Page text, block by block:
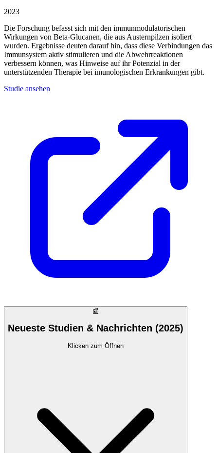
2023
Die Forschung befasst sich mit den immunmodulatorischen
Wirkungen von Beta-Glucanen, die aus Austernpilzen isoliert
wurden. Ergebnisse deuten darauf hin, dass diese Verbindungen das
Immunsystem aktiv stimulieren und die Abwehrreaktionen
verbessern können, was Hinweise auf ihr Potenzial in der
unterstützenden Therapie bei imunologischen Erkrankungen gibt.
Studie ansehen
📰
Neueste Studien & Nachrichten (2025)
Klicken zum Öffnen